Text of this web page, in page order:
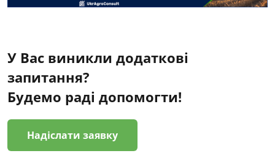
У Вас виникли додаткові
запитання?
Будемо раді допомогти!
Надіслати заявку